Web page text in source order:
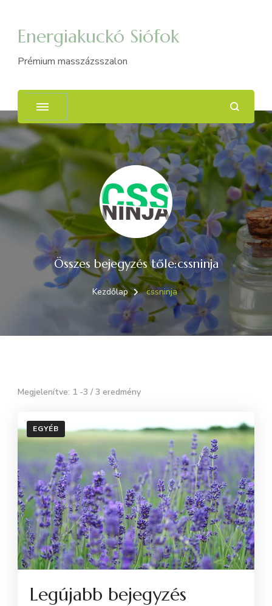
Energiakuckó Siófok
Prémium masszázsszalon
Összes bejegyzés tőle:cssninja
Kezdőlap cssninja
Megjelenítve: 1 -3 / 3 eredmény
EGYÉB
Legújabb bejegyzés